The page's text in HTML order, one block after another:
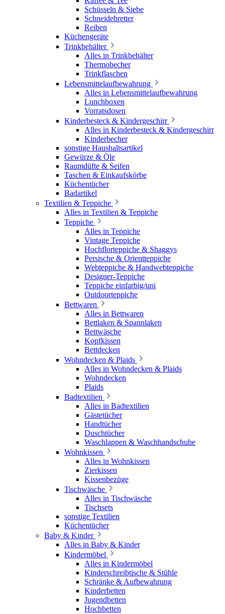
Schüsseln & Siebe
Schneidebretter
Reiben
Küchengeräte
Trinkbehälter
Alles in Trinkbehälter
Thermobecher
Trinkflaschen
Lebensmittelaufbewahrung
Alles in Lebensmittelaufbewahrung
Lunchboxen
Vorratsdosen
Kinderbesteck & Kindergeschirr
Alles in Kinderbesteck & Kindergeschirr
Kinderbecher
sonstige Haushaltsartikel
Gewürze & Öle
Raumdüfte & Seifen
Taschen & Einkaufskörbe
Küchentücher
Badartikel
Textilien & Teppiche
Alles in Textilien & Teppiche
Teppiche
Alles in Teppiche
Vintage Teppiche
Hochflorteppiche & Shaggys
Persische & Orientteppiche
Webteppiche & Handwebteppiche
Designer-Teppiche
Teppiche einfarbig/uni
Outdoorteppiche
Bettwaren
Alles in Bettwaren
Bettlaken & Spannlaken
Bettwäsche
Kopfkissen
Bettdecken
Wohndecken & Plaids
Alles in Wohndecken & Plaids
Wohndecken
Plaids
Badtextilien
Alles in Badtextilien
Gästetücher
Handtücher
Duschtücher
Waschlappen & Waschhandschuhe
Wohnkissen
Alles in Wohnkissen
Zierkissen
Kissenbezüge
Tischwäsche
Alles in Tischwäsche
Tischsets
sonstige Textilien
Küchentücher
Baby & Kinder
Alles in Baby & Kinder
Kindermöbel
Alles in Kindermöbel
Kinderschreibtische & Stühle
Schränke & Aufbewahrung
Kinderbetten
Jugendbetten
Hochbetten